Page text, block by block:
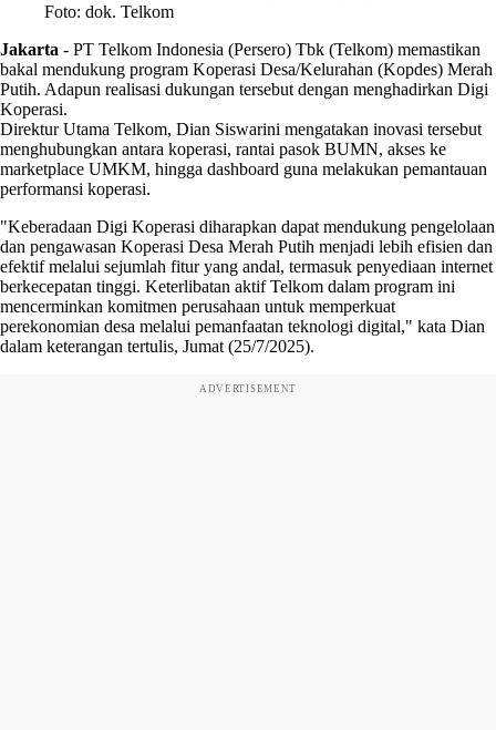
Foto: dok. Telkom
Jakarta - PT Telkom Indonesia (Persero) Tbk (Telkom) memastikan
bakal mendukung program Koperasi Desa/Kelurahan (Kopdes) Merah
Putih. Adapun realisasi dukungan tersebut dengan menghadirkan Digi
Koperasi.
Direktur Utama Telkom, Dian Siswarini mengatakan inovasi tersebut
menghubungkan antara koperasi, rantai pasok BUMN, akses ke
marketplace UMKM, hingga dashboard guna melakukan pemantauan
performansi koperasi.
"Keberadaan Digi Koperasi diharapkan dapat mendukung pengelolaan
dan pengawasan Koperasi Desa Merah Putih menjadi lebih efisien dan
efektif melalui sejumlah fitur yang andal, termasuk penyediaan internet
berkecepatan tinggi. Keterlibatan aktif Telkom dalam program ini
mencerminkan komitmen perusahaan untuk memperkuat
perekonomian desa melalui pemanfaatan teknologi digital," kata Dian
dalam keterangan tertulis, Jumat (25/7/2025).
ADVERTISEMENT